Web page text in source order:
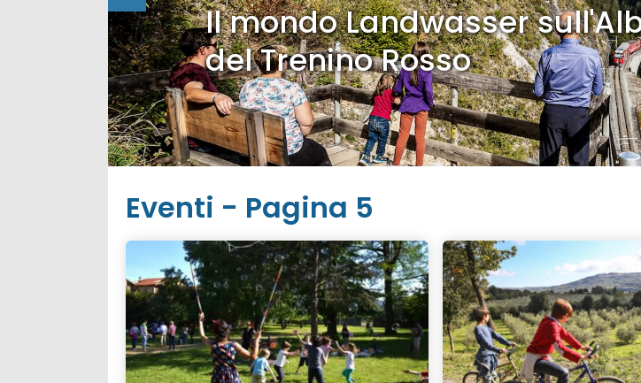
Il mondo Landwasser
del Trenino Rosso
Eventi - Pagina 5